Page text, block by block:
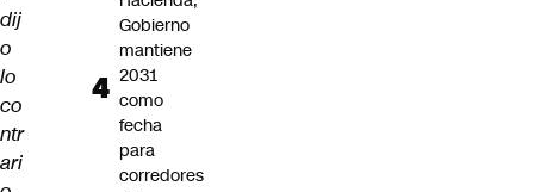
dij
o
lo
co
ntr
ari
Gobierno
mantiene
2031
como
fecha
para
corredores